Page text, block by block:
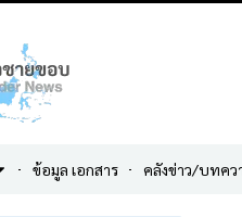
ข้อมูล เอกสาร คลังข่าว/บทคว